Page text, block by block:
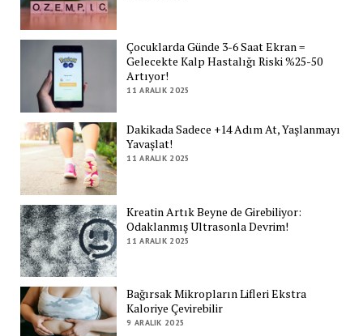
Çocuklarda Günde 3-6 Saat Ekran =
Gelecekte Kalp Hastalığı Riski %25-50
Artıyor!
11 ARALIK 2025
Dakikada Sadece +14 Adım At, Yaşlanmayı
Yavaşlat!
11 ARALIK 2025
Kreatin Artık Beyne de Girebiliyor:
Odaklanmış Ultrasonla Devrim!
11 ARALIK 2025
Bağırsak Mikropların Lifleri Ekstra
Kaloriye Çevirebilir
9 ARALIK 2025